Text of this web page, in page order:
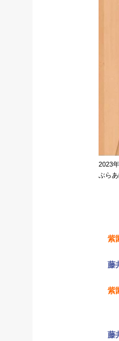
2023
ぶら
紫
藤
紫
藤